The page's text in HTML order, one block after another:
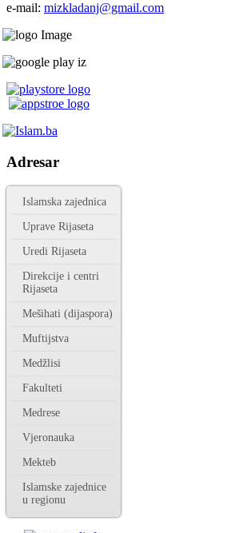
e-mail: mizkladanj@gmail.com
Adresar
Islamska zajednica
Uprave Rijaseta
Uredi Rijaseta
Direkcije i centri
Rijaseta
Mešihati (dijaspora)
Muftijstva
Medžlisi
Fakulteti
Medrese
Vjeronauka
Mekteb
Islamske zajednice
u regionu